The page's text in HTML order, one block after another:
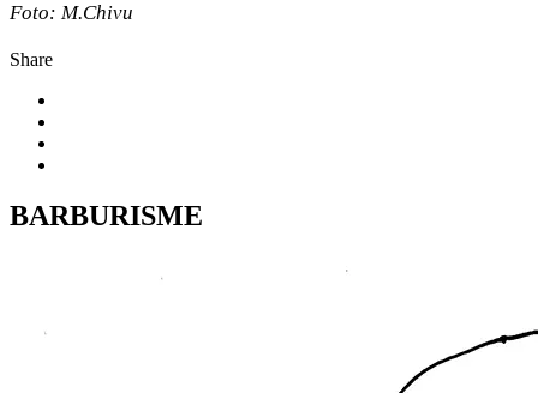
Foto: M.Chivu
Share
BARBURISME